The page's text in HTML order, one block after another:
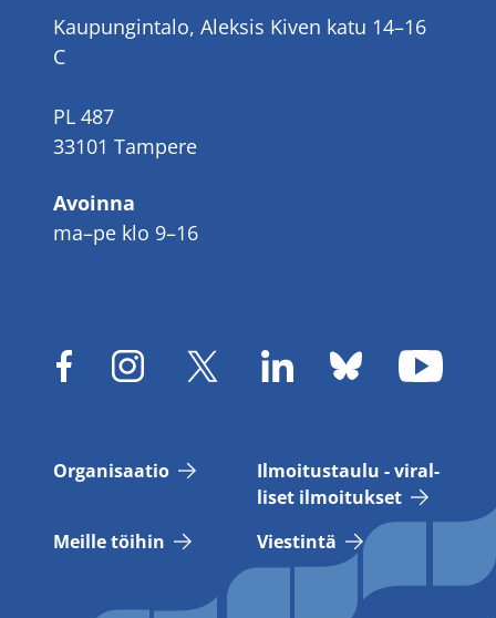
Kaupungintalo, Aleksis Kiven katu 14–16
C
PL 487
33101 Tampere
Avoinna
ma–pe klo 9–16
Or­ga­ni­saa­tio
Il­moi­tus­tau­lu - vi­ral­
li­set il­moi­tuk­set
Meil­le töi­hin
Vies­tin­tä